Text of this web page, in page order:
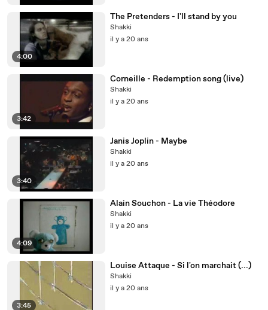
4:00
The Pretenders - I'll stand by you
Shakki
il y a 20 ans
3:42
Corneille - Redemption song (live)
Shakki
il y a 20 ans
3:40
Janis Joplin - Maybe
Shakki
il y a 20 ans
4:09
Alain Souchon - La vie Théodore
Shakki
il y a 20 ans
3:45
Louise Attaque - Si l'on marchait (...)
Shakki
il y a 20 ans